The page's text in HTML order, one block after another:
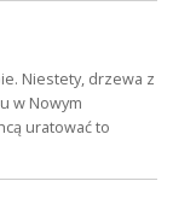
Niestety, drzewa z
w Nowym
uratować to